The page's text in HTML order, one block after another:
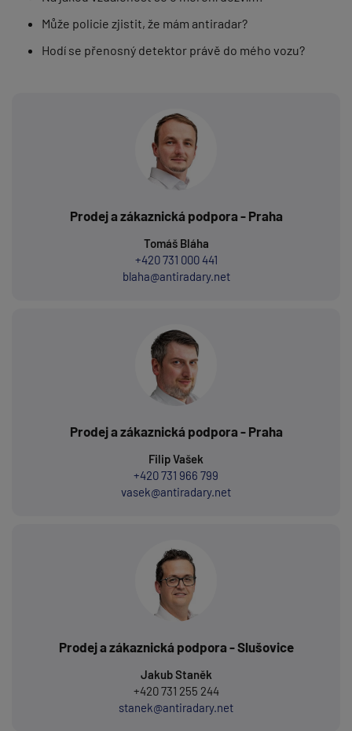
Může policie zjistit, že mám antiradar?
Hodí se přenosný detektor právě do mého vozu?
Prodej a zákaznická podpora - Praha
Tomáš Bláha
+420 731 000 441
blaha@antiradary.net
Prodej a zákaznická podpora - Praha
Filip Vašek
+420 731 966 799
vasek@antiradary.net
Prodej a zákaznická podpora - Slušovice
Jakub Staněk
+420 731 255 244
stanek@antiradary.net